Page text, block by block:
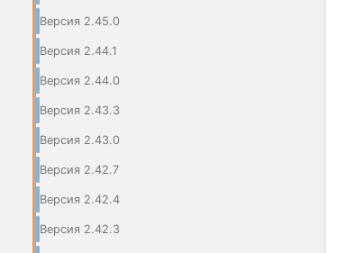
Версия 2.45.0
Версия 2.44.1
Версия 2.44.0
Версия 2.43.3
Версия 2.43.0
Версия 2.42.7
Версия 2.42.4
Версия 2.42.3